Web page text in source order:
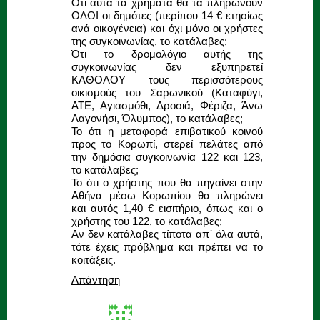
Ότι αυτά τα χρήματα θα τα πληρώνουν
ΟΛΟΙ οι δημότες (περίπου 14 € ετησίως
ανά οικογένεια) και όχι μόνο οι χρήστες
της συγκοινωνίας, το κατάλαβες;
Ότι το δρομολόγιο αυτής της
συγκοινωνίας δεν εξυπηρετεί
ΚΑΘΟΛΟΥ τους περισσότερους
οικισμούς του Σαρωνικού (Καταφύγι,
ΑΤΕ, Αγιασμόθι, Δροσιά, Φέριζα, Άνω
Λαγονήσι, Όλυμπος), το κατάλαβες;
Το ότι η μεταφορά επιβατικού κοινού
προς το Κορωπί, στερεί πελάτες από
την δημόσια συγκοινωνία 122 και 123,
το κατάλαβες;
Το ότι ο χρήστης που θα πηγαίνει στην
Αθήνα μέσω Κορωπίου θα πληρώνει
και αυτός 1,40 € εισιτήριο, όπως και ο
χρήστης του 122, το κατάλαβες;
Αν δεν κατάλαβες τίποτα απ΄ όλα αυτά,
τότε έχεις πρόβλημα και πρέπει να το
κοιτάξεις.
Απάντηση